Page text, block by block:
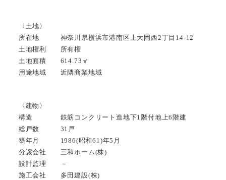
〈土地〉
所在地 神奈川県横浜市港南区上大岡西2丁目14-12
土地権利 所有権
土地面積 614.73㎡
用途地域 近隣商業地域
〈建物〉
構造 鉄筋コンクリート造地下1階付地上6階建
総戸数 31戸
築年月 1986(昭和61)年5月
分譲会社 三和ホーム(株)
設計監理 －
施工会社 多田建設(株)